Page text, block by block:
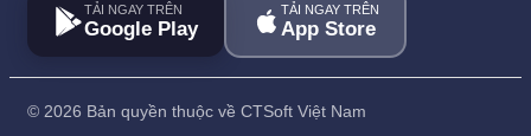
TẢI NGAY TRÊN
Google Play
TẢI NGAY TRÊN
App Store
© 2026 Bản quyền thuộc về CTSoft Việt Nam